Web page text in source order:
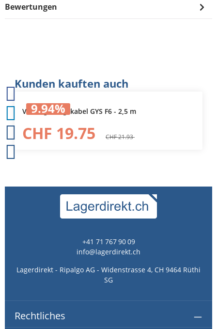
Bewertungen
Produktgalerie überspringen
Kunden kauften auch
9.94%
Verlängerungskabel GYS F6 - 2,5 m
CHF 19.75 CHF 21.93
+41 71 767 90 09
info@lagerdirekt.ch
Lagerdirekt - Ripalgo AG - Widenstrasse 4, CH 9464 Rüthi
SG
Rechtliches